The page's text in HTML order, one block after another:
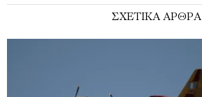
ΣΧΕΤΙΚΑ ΑΡΘΡΑ